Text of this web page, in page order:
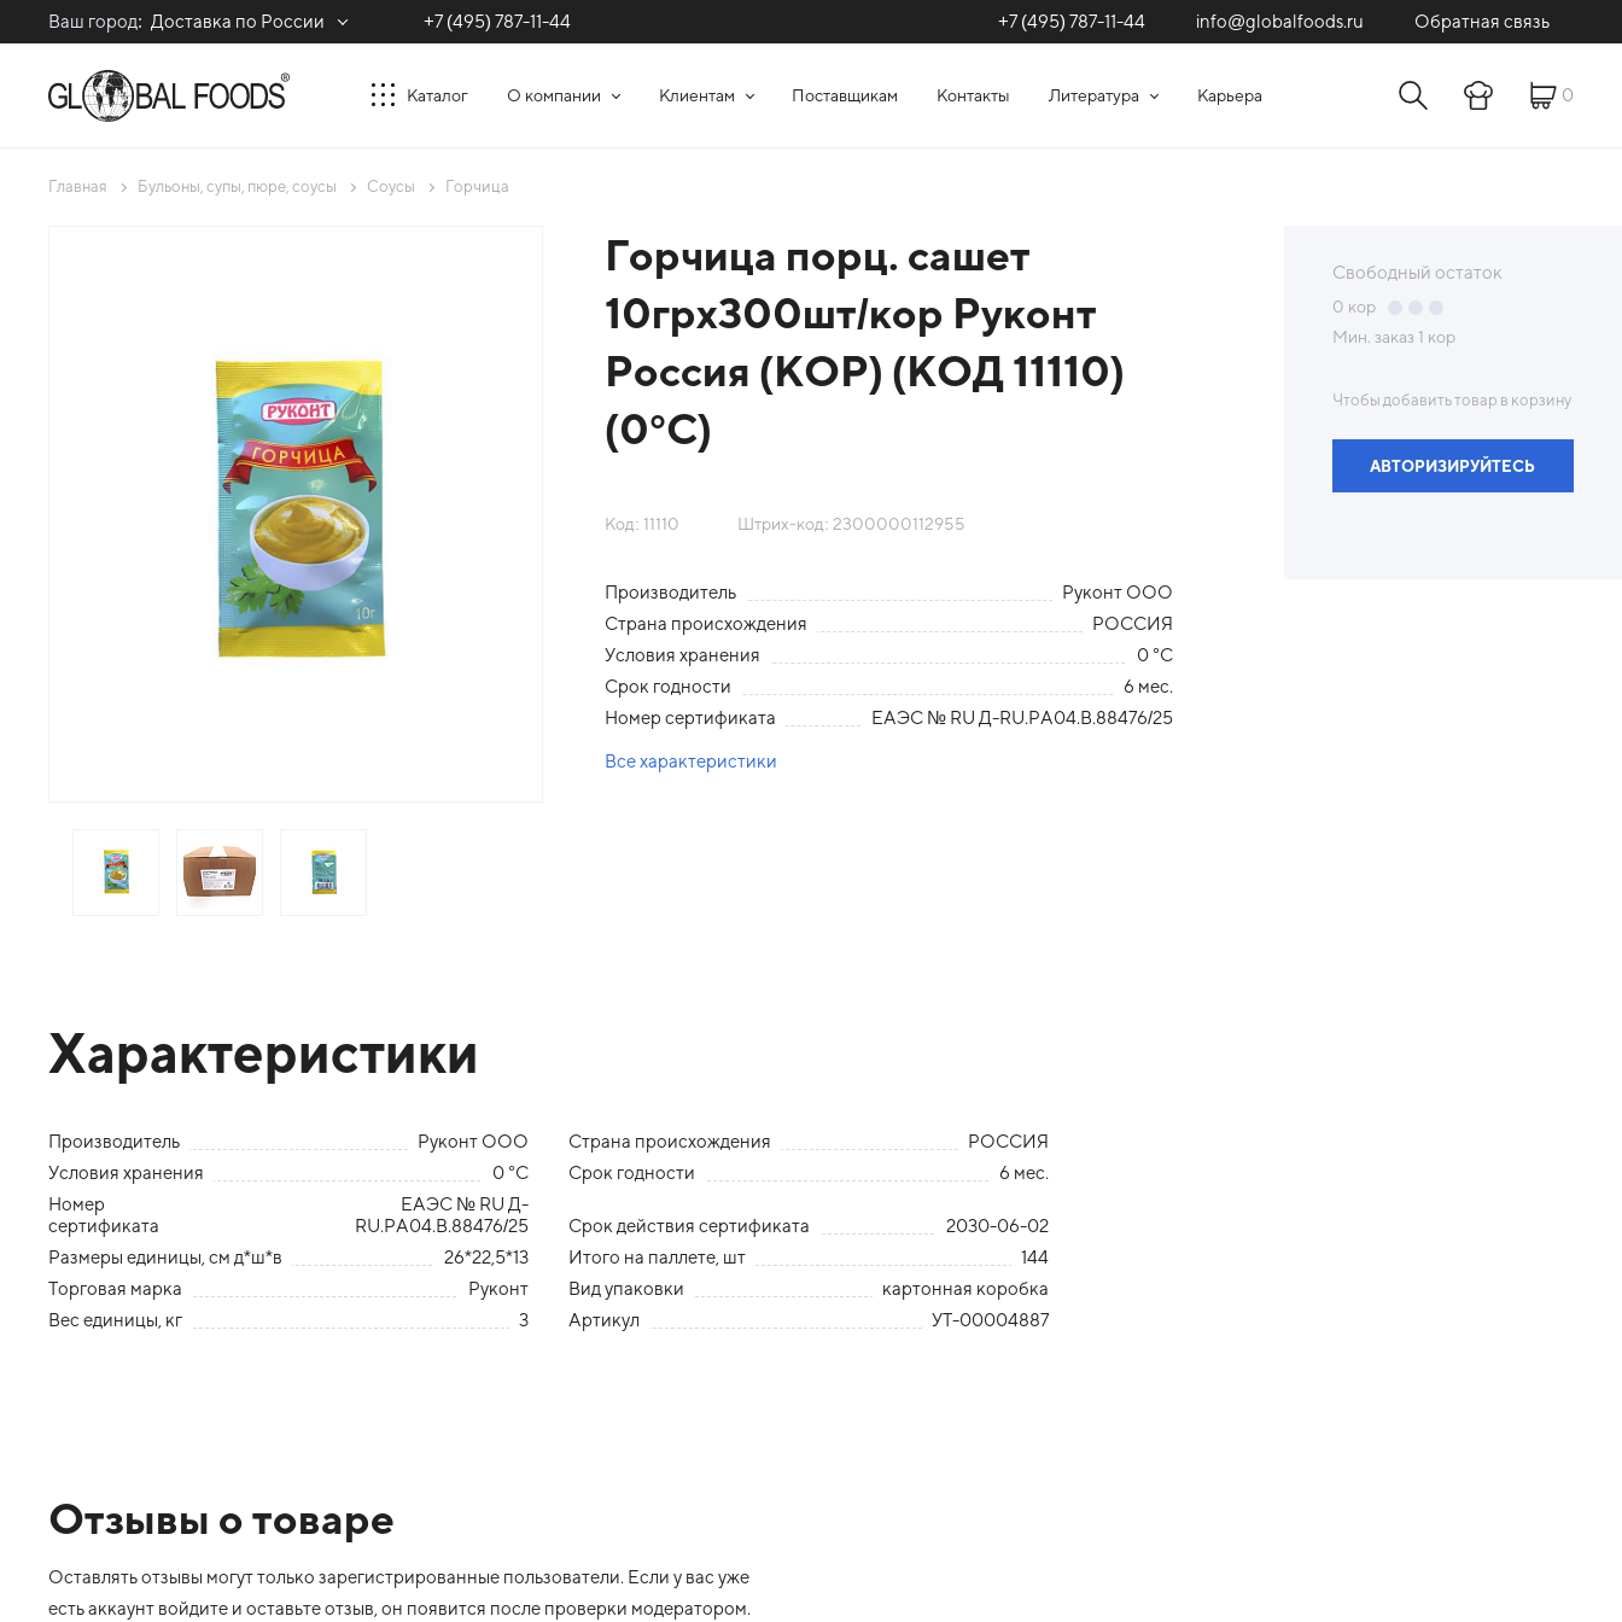
Ваш город: Доставка по России +7 (495) 787-11-44 +7 (495) 787-11-44 info@globalfoods.ru Обратная связь
Каталог О компании Клиентам Поставщикам Контакты Литература Карьера 0
Главная Бульоны, супы, пюре, соусы Соусы Горчица
Горчица порц. сашет
10грх300шт/кор Руконт
Россия (КОР) (КОД 11110)
(0°С)
Код: 11110 Штрих-код: 2300000112955
Производитель
Руконт ООО
Страна происхождения
РОССИЯ
Условия хранения
0 °С
Срок годности
6 мес.
Номер сертификата
ЕАЭС № RU Д-RU.РА04.В.88476/25
Все характеристики
Характеристики
Производитель Руконт ООО Страна происхождения
РОССИЯ
Условия хранения
0 °С Срок годности
6 мес.
Номер
сертификата
ЕАЭС № RU Д-
RU.РА04.В.88476/25
Срок действия сертификата
2030-06-02
Размеры единицы, см д*ш*в
26*22,5*13 Итого на паллете, шт
144
Торговая марка
Руконт Вид упаковки
картонная коробка
Вес единицы, кг
3 Артикул УТ-00004887
Отзывы о товаре
Оставлять отзывы могут только зарегистрированные пользователи. Если у вас уже
есть аккаунт войдите и оставьте отзыв, он появится после проверки модератором.
Свободный остаток
0 кор
Мин. заказ 1 кор
Чтобы добавить товар в корзину
АВТОРИЗИРУЙТЕСЬ